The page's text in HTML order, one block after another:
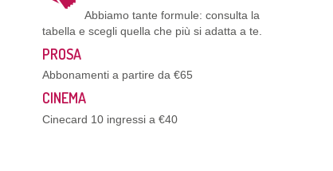
Abbiamo tante formule: consulta la
tabella e scegli quella che più si adatta a te.
PROSA
Abbonamenti a partire da €65
CINEMA
Cinecard 10 ingressi a €40